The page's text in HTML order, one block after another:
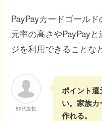
PayPayカードゴール
元率の高さやPayPay
ジを利用できることな
50代女性
ポイント還
い。家族
作れる。